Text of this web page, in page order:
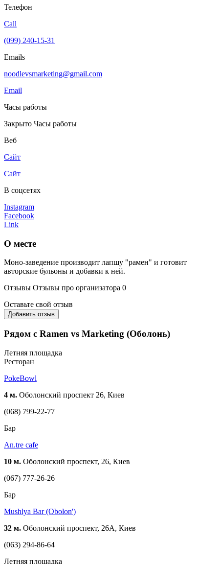
Телефон
Call
(099) 240-15-31
Emails
noodlevsmarketing@gmail.com
Email
Часы работы
Закрыто Часы работы
Веб
Сайт
Сайт
В соцсетях
Instagram
Facebook
Link
О месте
Моно-заведение производит лапшу "рамен" и готовит
авторские бульоны и добавки к ней.
Отзывы Отзывы про организатора 0
Оставьте свой отзыв
Добавить отзыв
Рядом с Ramen vs Marketing (Оболонь)
Летняя площадка
Ресторан
PokeBowl
4 м. Оболонский проспект 26, Киев
(068) 799-22-77
Бар
An.tre cafe
10 м. Оболонский проспект, 26, Киев
(067) 777-26-26
Бар
Mushlya Bar (Obolon')
32 м. Оболонский проспект, 26А, Киев
(063) 294-86-64
Летняя площадка